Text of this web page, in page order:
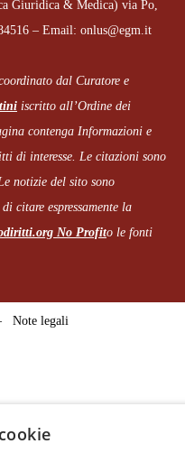
Giuridica & Medica) via Po,
– Email: onlus@egm.it
dal Curatore e
iscritto all’Ordine dei
contenga Informazioni e
di interesse. Le citazioni sono
notizie del sito sono
citare espressamente la
No Profito le fonti
Note legali